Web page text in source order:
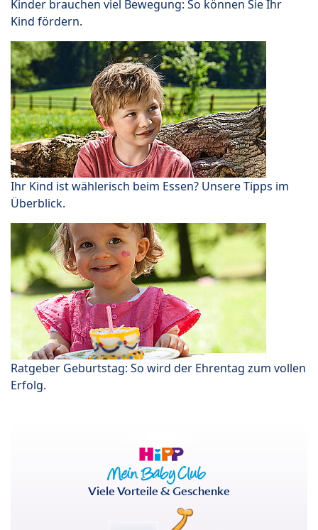
Kinder brauchen viel Bewegung: So können Sie Ihr
Kind fördern.
Ihr Kind ist wählerisch beim Essen? Unsere Tipps im
Überblick.
Ratgeber Geburtstag: So wird der Ehrentag zum vollen
Erfolg.
Viele Vorteile & Geschenke